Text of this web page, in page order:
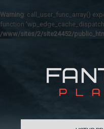
Warning: call_user_func_array()
function
/www/sites/2/site24452/